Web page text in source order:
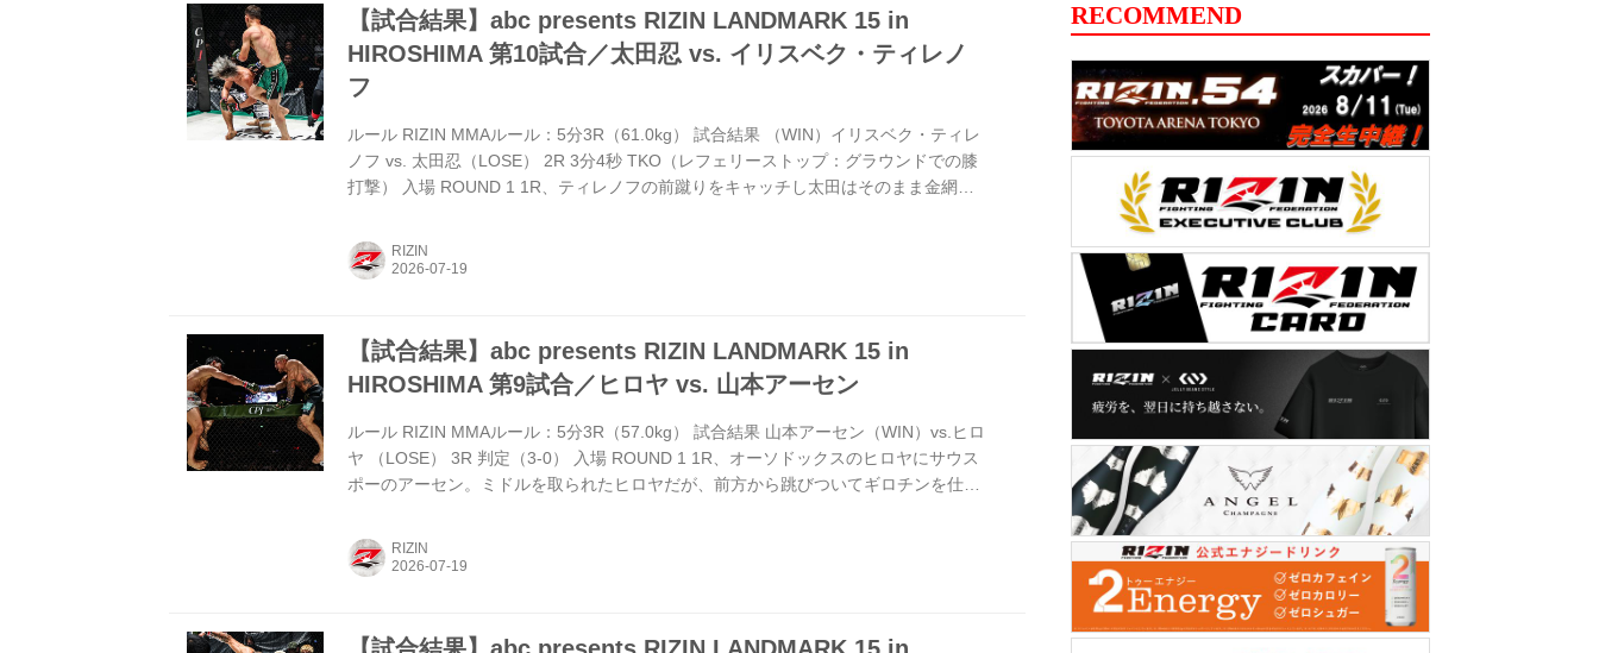
【試合結果】abc presents RIZIN LANDMARK 15 in
HIROSHIMA 第10試合／太田忍 vs. イリスベク・ティレノ
フ
ルール RIZIN MMAルール：5分3R（61.0kg） 試合結果 （WIN）イリスベク・ティレ
ノフ vs. 太田忍（LOSE） 2R 3分4秒 TKO（レフェリーストップ：グラウンドでの膝
打撃） 入場 ROUND 1 1R、ティレノフの前蹴りをキャッチし太田はそのまま金網に
田の背後につく。太田は背中のティレノフをかわして向き合うと金網に押し込み、隙
を見て引き込みながらのギロチンチョーク。 だがこれをティレノフは金網に押し込ん
RIZIN
【試合結果】abc presents RIZIN LANDMARK 15 in
HIROSHIMA 第9試合／ヒロヤ vs. 山本アーセン
ルール RIZIN MMAルール：5分3R（57.0kg） 試合結果 山本アーセン（WIN）vs.ヒロ
ヤ （LOSE） 3R 判定（3-0） 入場 ROUND 1 1R、オーソドックスのヒロヤにサウス
ポーのアーセン。ミドルを取られたヒロヤだが、前方から跳びついてギロチンを仕掛
勢に移る。 しかしヒロヤは立ち上がって体を離す。組みに出るアーセンだが、ヒロヤ
は近距離でヒジを振ってアーセンの組みを進行させない。 ROUND 2 2R、アーセンは
RIZIN
RECOMMEND